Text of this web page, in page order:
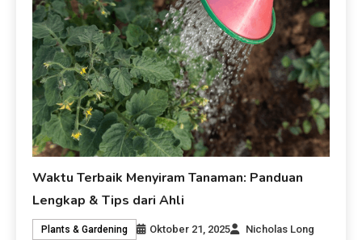
Waktu Terbaik Menyiram Tanaman: Panduan
Lengkap & Tips dari Ahli
Plants & Gardening Oktober 21, 2025
Nicholas Long